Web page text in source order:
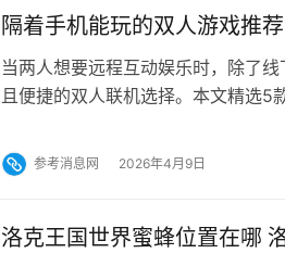
隔着手机能玩的双人游戏推
当两人想要远程互动娱乐时，除了
且便捷的双人联机选择。本文精选5
家偏好。推荐使用九游app下载体
平台汇聚海量正版手游资源，提供
参考消息网 2026年4月9日
洛克王国世界蜜蜂位置在哪